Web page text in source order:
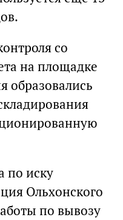
со
на площадке
образовались
по иску
Ольхонского
по вывозу